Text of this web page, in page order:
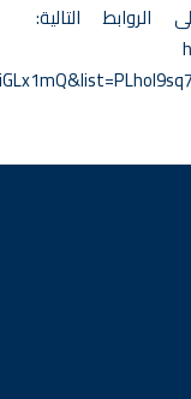
التالية: